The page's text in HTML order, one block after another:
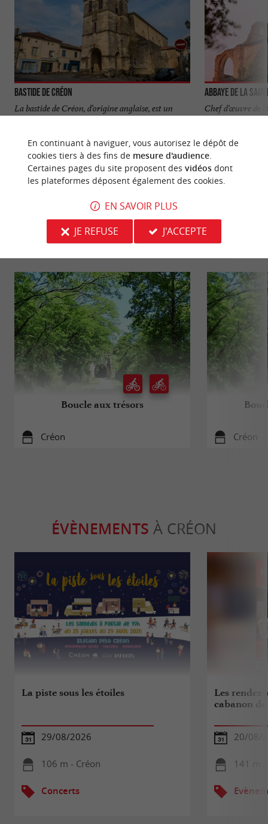
Bastide de Créon
La bastide de Créon, d’origine anglaise, est un
joyau du patrimoine architectural de la Gironde.
118 m - Créon
Abbaye de La
Chef d’œuvre de
Âge, cette
VOUS AIMEREZAUSSI
Boucle aux trésors
Créon Créon
ÉVÈNEMENTS À CRÉON
La piste sous les étoiles
29/08/2026
106 m - Créon
Concerts
Les
cabanon
20/08/
141 m
En continuant à naviguer, vous autorisez le dépôt de
cookies tiers à des fins de mesure d'audience.
Certaines pages du site proposent des vidéosdont
les plateformes déposent également des cookies.
EN SAVOIR PLUS
JE REFUSE
J'ACCEPTE